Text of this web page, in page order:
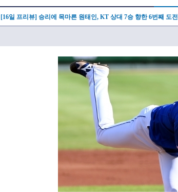
[16일 프리뷰] 승리에 목마른 원태인, KT 상대 7승 향한 6번째 도전